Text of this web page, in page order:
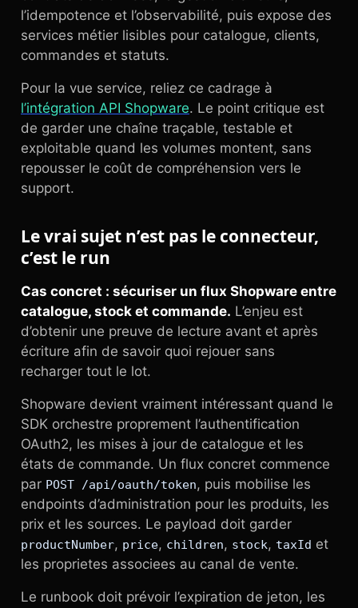
l’idempotence et l’observabilité, puis expose des
services métier lisibles pour catalogue, clients,
commandes et statuts.
Pour la vue service, reliez ce cadrage à
l’intégration API Shopware. Le point critique est
de garder une chaîne traçable, testable et
exploitable quand les volumes montent, sans
repousser le coût de compréhension vers le
support.
Le vrai sujet n’est pas le connecteur,
c’est le run
Cas concret : sécuriser un flux Shopware entre
catalogue, stock et commande. L’enjeu est
d’obtenir une preuve de lecture avant et après
écriture afin de savoir quoi rejouer sans
recharger tout le lot.
Shopware devient vraiment intéressant quand le
SDK orchestre proprement l’authentification
OAuth2, les mises à jour de catalogue et les
états de commande. Un flux concret commence
par POST /api/oauth/token, puis mobilise les
endpoints d’administration pour les produits, les
prix et les sources. Le payload doit garder
productNumber, price, children, stock, taxId et
les proprietes associees au canal de vente.
Le runbook doit prévoir l’expiration de jeton, les